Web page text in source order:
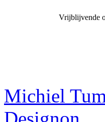
Vrijblijvende
Michiel